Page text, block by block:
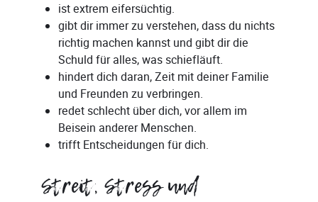
ist extrem eifersüchtig.
gibt dir immer zu verstehen, dass du nichts
richtig machen kannst und gibt dir die
Schuld für alles, was schiefläuft.
hindert dich daran, Zeit mit deiner Familie
und Freunden zu verbringen.
redet schlecht über dich, vor allem im
Beisein anderer Menschen.
trifft Entscheidungen für dich.
Streit, Stress und